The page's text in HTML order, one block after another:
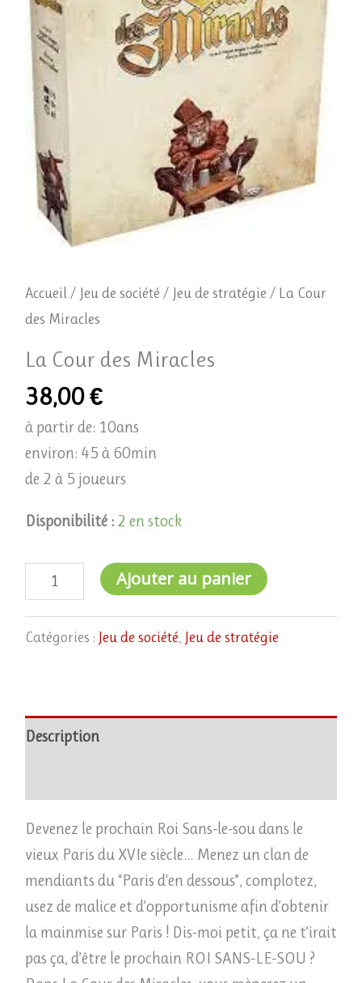
Accueil / Jeu de société / Jeu de stratégie / La Cour
des Miracles
La Cour des Miracles
38,00€
à partir de: 10ans
environ: 45 à 60min
de 2 à 5 joueurs
Disponibilité : 2 en stock
des
Miracles
Ajouter au panier
Catégories : Jeu de société, Jeu de stratégie
Description
Devenez le prochain Roi Sans-le-sou dans le
vieux Paris du XVIe siècle… Menez un clan de
mendiants du “Paris d’en dessous”, complotez,
usez de malice et d’opportunisme afin d’obtenir
la mainmise sur Paris ! Dis-moi petit, ça ne t’irait
pas ça, d’être le prochain ROI SANS-LE-SOU ?